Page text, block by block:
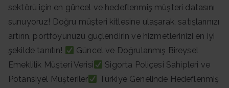
sektörü için en güncel ve hedeflenmiş müşteri datasını
sunuyoruz! Doğru müşteri kitlesine ulaşarak, satışlarınızı
artırın, portföyünüzü güçlendirin ve hizmetlerinizi en iyi
şekilde tanıtın!
Güncel ve Doğrulanmış Bireysel
Emeklilik Müşteri Verisi
Sigorta Poliçesi Sahipleri ve
Potansiyel Müşteriler
Türkiye Genelinde Hedeflenmiş